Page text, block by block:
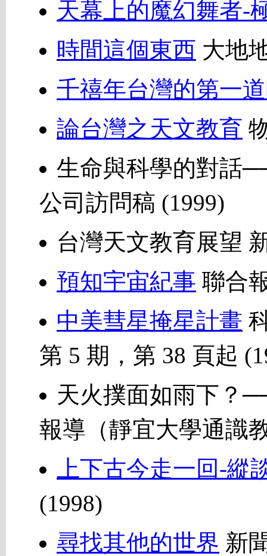
天幕上的魔幻舞者-
時間這個東西 大地
千禧年台灣的第一
論台灣之天文教育
生命與科學的對話
公司訪問稿 (1999)
台灣天文教育展望
預知宇宙紀事 聯合
中美彗星掩星計畫
第 5 期，第 38 頁起
天火撲面如雨下？
報導（靜宜大學通識
上下古今走一回-縱
(1998)
尋找其他的世界 新